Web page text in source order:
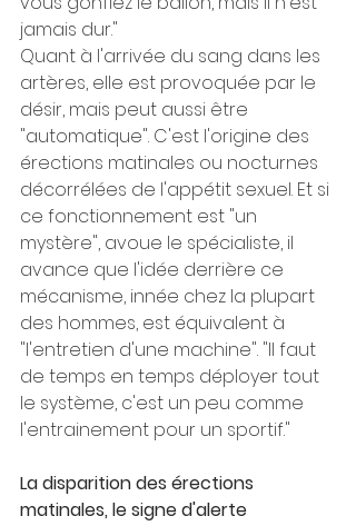
jamais dur."
Quant à l'arrivée du sang dans les
artères, elle est provoquée par le
désir, mais peut aussi être
"automatique". C'est l'origine des
érections matinales ou nocturnes
décorrélées de l'appétit sexuel. Et si
ce fonctionnement est "un
mystère", avoue le spécialiste, il
avance que l'idée derrière ce
mécanisme, innée chez la plupart
des hommes, est équivalent à
"l'entretien d'une machine". "Il faut
de temps en temps déployer tout
le système, c'est un peu comme
l'entrainement pour un sportif."
La disparition des érections
matinales, le signe d'alerte